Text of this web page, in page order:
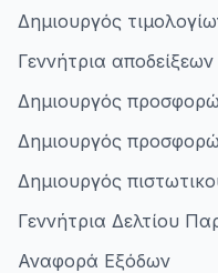
Δημιουργός
Γεννήτρια αποδείξεων
Δημιουργός
Δημιουργός
Δημιουργός
Γεννήτρια Δελτίου
Αναφορά Εξόδων